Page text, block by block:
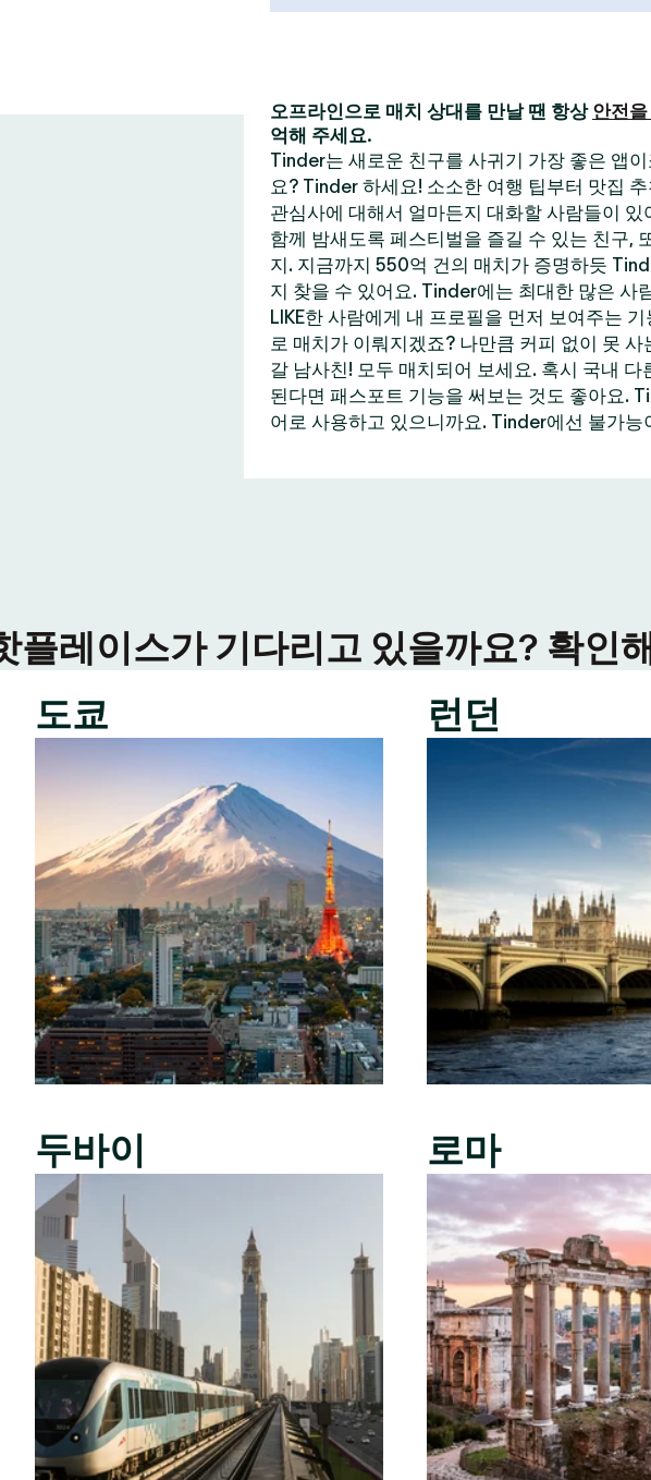
오프라인으로 매치 상대를 만날 땐 항상 안전
억해 주세요.
Tinder는 새로운 친구를 사귀기 가장 좋은 앱
요? Tinder 하세요! 소소한 여행 팁부터 맛집
관심사에 대해서 얼마든지 대화할 사람들이 있
함께 밤새도록 페스티벌을 즐길 수 있는 친구,
지. 지금까지 550억 건의 매치가 증명하듯
지 찾을 수 있어요. Tinder에는 최대한 많은 사
LIKE한 사람에게 내 프로필을 먼저 보여주는
로 매치가 이뤄지겠죠? 나만큼 커피 없이 못
갈 남사친! 모두 매치되어 보세요. 혹시 국내
된다면 패스포트 기능을 써보는 것도 좋아요.
어로 사용하고 있으니까요. Tinder에선 불가능
플레이스가 기다리고 있을까요? 확인
도쿄
두바이
런던
로마